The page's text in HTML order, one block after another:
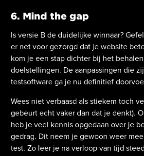
6. Mind the gap
Is versie B de duidelijke winnaar?
er net voor gezorgd dat je website
kom je een stap dichter bij het
doelstellingen. De aanpassingen die
testsoftware ga je nu definitief
Wees niet verbaasd als stiekem toch
gebeurt echt vaker dan dat je denkt).
heb je veel kennis opgedaan over je
gedrag. Dit neem je gewoon weer
test. Zo leer je na verloop van tijd